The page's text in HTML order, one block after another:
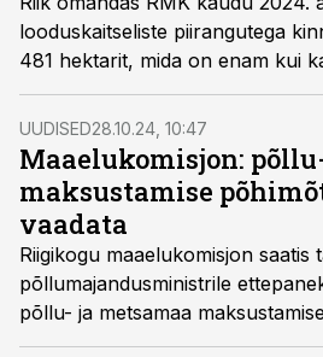
looduskaitseliste piirangutega
481 hektarit, mida on enam kui
üle-eelmisel aastal.
UUDISED28.10.24, 10:47
Maaelukomisjon:
maksustamise
vaadata
Riigikogu maaelukomisjon saatis
põllumajandusministrile
põllu- ja metsamaa
kaaluda võimalust nende